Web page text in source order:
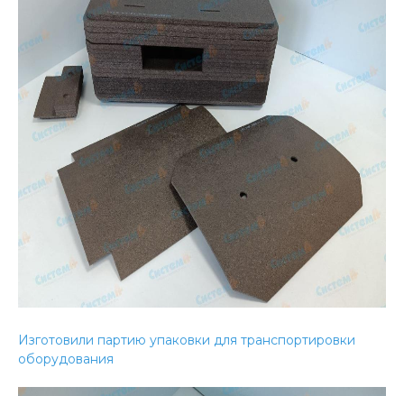
Изготовили партию упаковки для транспортировки
оборудования